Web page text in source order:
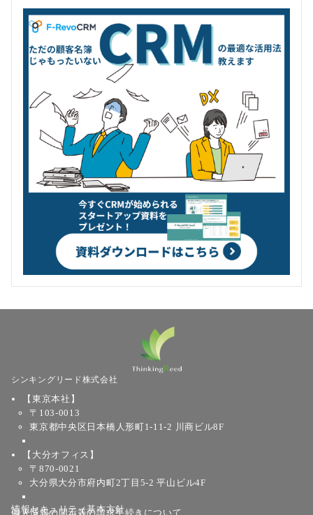
シンキングリード株式会社
【東京本社】
〒103-0013
東京都中央区日本橋人形町1-11-2 川商ビル8F
【大分オフィス】
〒870-0021
大分県大分市府内町2丁目5-2 平山ビル4F
個人情報の開示等の請求手続きについて
情報セキュリティ基本方針